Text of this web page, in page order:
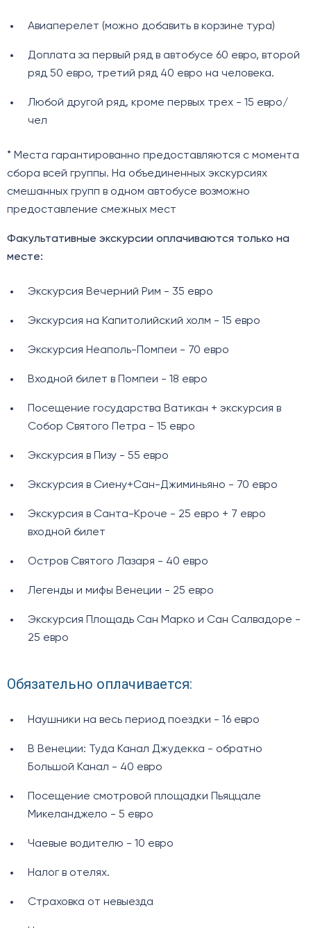
Авиаперелет (можно добавить в корзине тура)
Доплата за первый ряд в автобусе 60 евро, второй
ряд 50 евро, третий ряд 40 евро на человека.
Любой другой ряд, кроме первых трех - 15 евро/
чел
* Места гарантированно предоставляются с момента
сбора всей группы. На объединенных экскурсиях
смешанных групп в одном автобусе возможно
предоставление смежных мест
Факультативные экскурсии оплачиваются только на
месте:
Экскурсия Вечерний Рим - 35 евро
Экскурсия на Капитолийский холм - 15 евро
Экскурсия Неаполь-Помпеи - 70 евро
Входной билет в Помпеи - 18 евро
Посещение государства Ватикан + экскурсия в
Собор Святого Петра - 15 евро
Экскурсия в Пизу - 55 евро
Экскурсия в Сиену+Сан-Джиминьяно - 70 евро
Экскурсия в Санта-Кроче - 25 евро + 7 евро
входной билет
Остров Святого Лазаря - 40 евро
Легенды и мифы Венеции - 25 евро
Экскурсия Площадь Сан Марко и Сан Салвадоре -
25 евро
Обязательно оплачивается:
Наушники на весь период поездки - 16 евро
В Венеции: Туда Канал Джудекка - обратно
Большой Канал - 40 евро
Посещение смотровой площадки Пьяццале
Микеланджело - 5 евро
Чаевые водителю - 10 евро
Налог в отелях.
Страховка от невыезда